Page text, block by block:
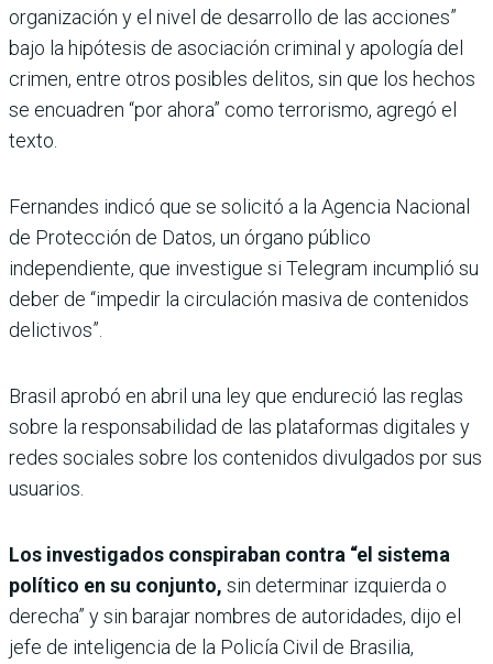
organización y el nivel de desarrollo de las acciones”
bajo la hipótesis de asociación criminal y apología del
crimen, entre otros posibles delitos, sin que los hechos
se encuadren “por ahora” como terrorismo, agregó el
texto.
Fernandes indicó que se solicitó a la Agencia Nacional
de Protección de Datos, un órgano público
independiente, que investigue si Telegram incumplió su
deber de “impedir la circulación masiva de contenidos
delictivos”.
Brasil aprobó en abril una ley que endureció las reglas
sobre la responsabilidad de las plataformas digitales y
redes sociales sobre los contenidos divulgados por sus
usuarios.
Los investigados conspiraban contra “el sistema
político en su conjunto, sin determinar izquierda o
derecha” y sin barajar nombres de autoridades, dijo el
jefe de inteligencia de la Policía Civil de Brasilia,